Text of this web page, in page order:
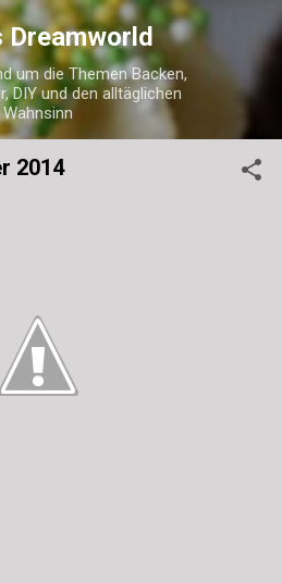
Hauptbereich
Dreamworld
um die Themen Backen,
DIY und den alltäglichen
Wahnsinn
2014